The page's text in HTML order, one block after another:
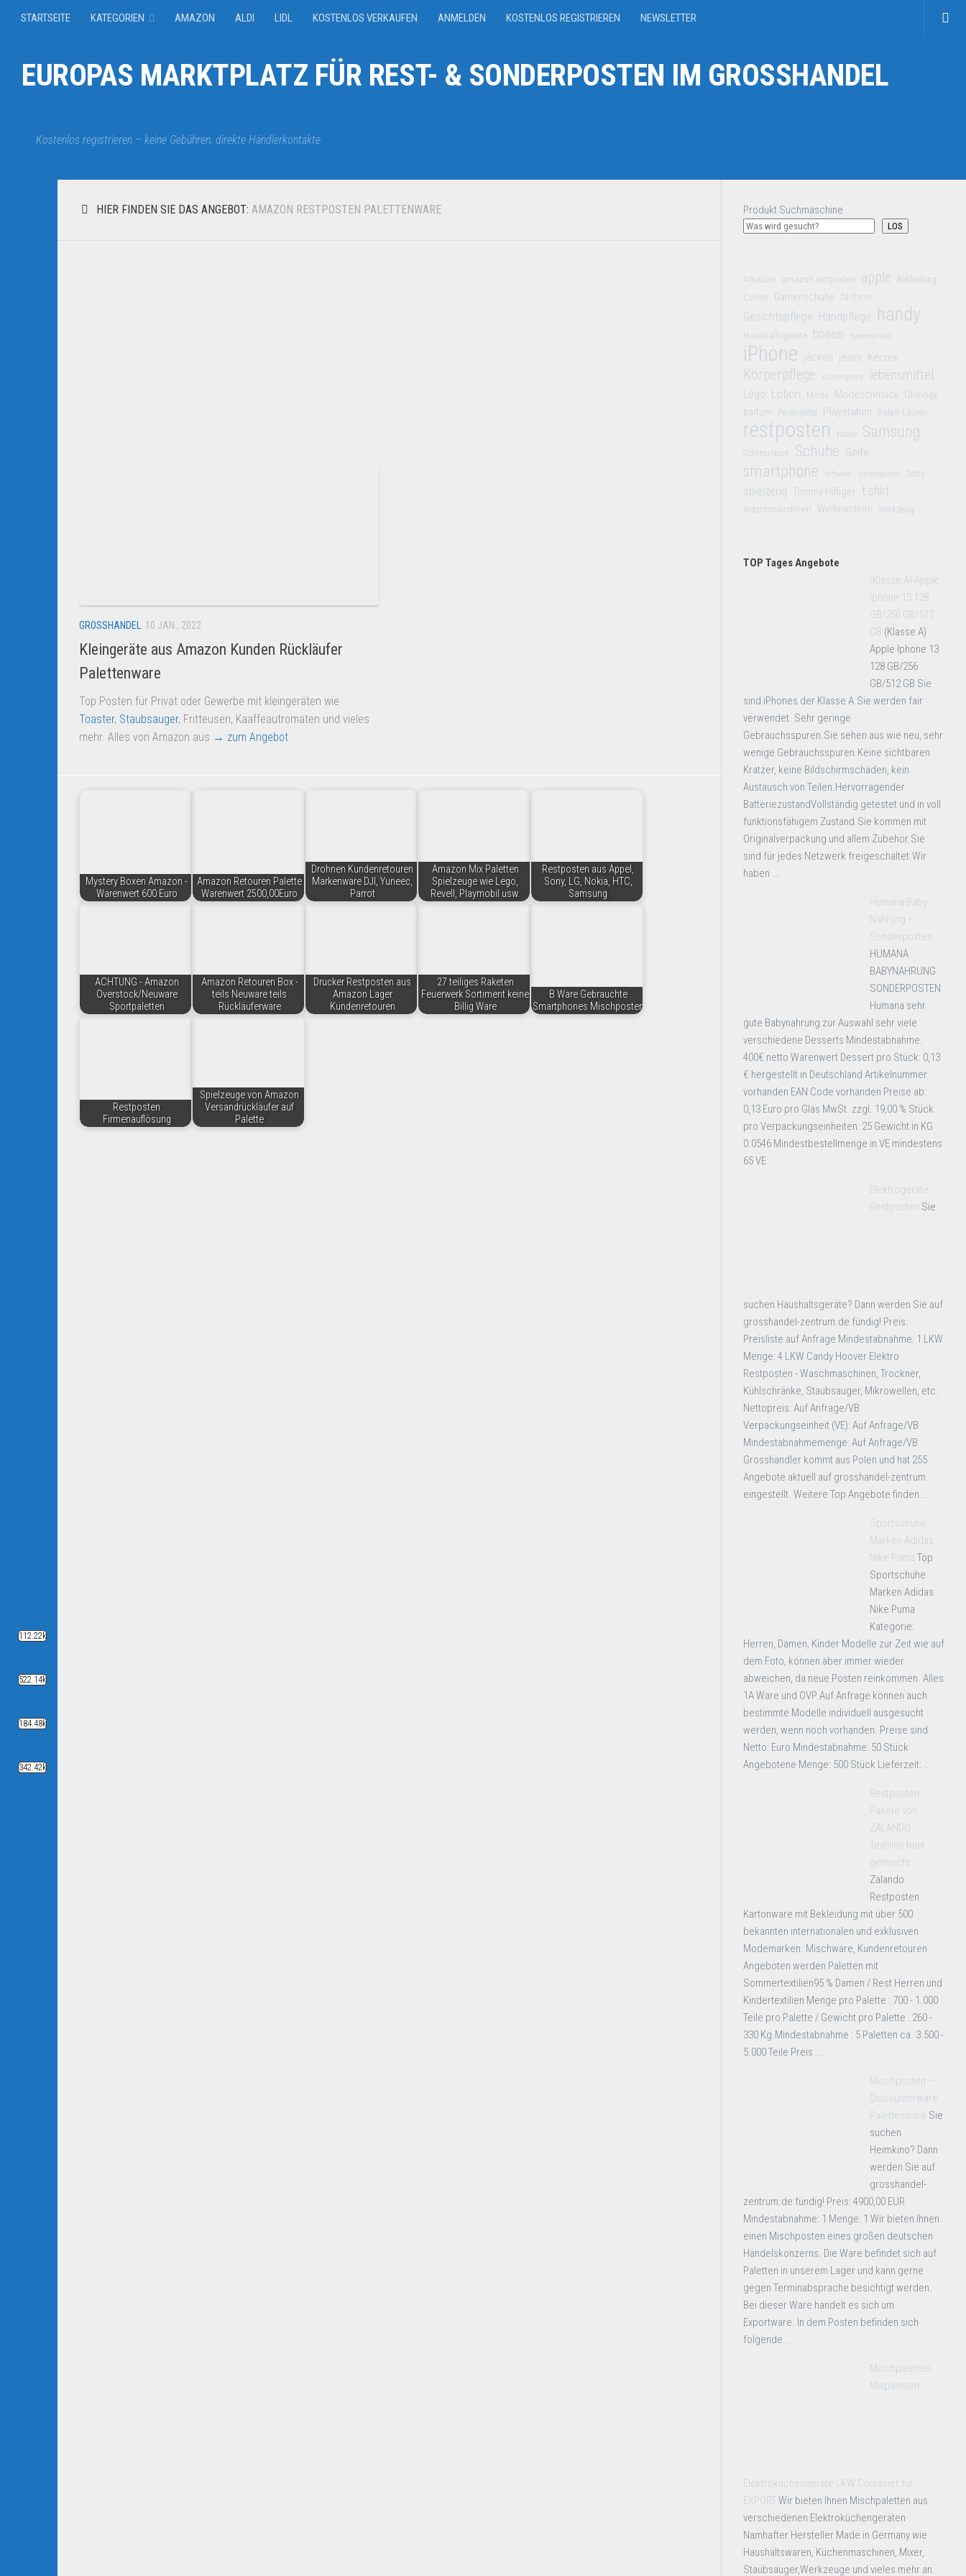
STARTSEITE KATEGORIEN AMAZON ALDI LIDL KOSTENLOS VERKAUFEN ANMELDEN KOSTENLOS REGISTRIEREN NEWSLETTER
EUROPAS MARKTPLATZ FÜR REST- & SONDERPOSTEN IM GROSSHANDEL
Kostenlos registrieren – keine Gebühren, direkte Händlerkontakte
HIER FINDEN SIE DAS ANGEBOT: AMAZON RESTPOSTEN PALETTENWARE
GROSSHANDEL 10 JAN., 2022
Kleingeräte aus Amazon Kunden Rückläufer
Palettenware
Top Posten für Privat oder Gewerbe mit kleingeräten wie
Toaster, Staubsauger, Fritteusen, Kaaffeautromaten und vieles
mehr. Alles von Amazon aus → zum Angebot
Mystery Boxen Amazon -
Warenwert 600 Euro
Amazon Retouren Palette
Warenwert 2500,00Euro
Drohnen Kundenretouren
Markenware DJI, Yuneec,
Parrot
Amazon Mix Paletten
Spielzeuge wie Lego,
Revell, Playmobil usw.
Restposten aus Appel,
Sony, LG, Nokia, HTC,
Samsung
ACHTUNG - Amazon
Overstock/Neuware
Sportpaletten
Amazon Retouren Box -
teils Neuware teils
Rückläuferware
Drucker Restposten aus
Amazon Lager
Kundenretouren
27 teiliges Raketen
Feuerwerk Sortiment keine
Billig Ware
B Ware Gebrauchte
Smartphones Mischposten
Restposten
Firmenauflösung
Spielzeuge von Amazon
Versandrückläufer auf
Palette
Produkt Suchmaschine
LOS
Amazon amazon restposten apple Bekleidung
Collier Damenschuhe fashion
Gesichtspflege Handpflege handy
Haushaltsgeräte hosen Hygieneartikel
iPhone jacken jeans Kerzen
Körperpflege Küchengeräte lebensmittel
Lego Lotion Mode Modeschmuck Ohrringe
parfüm
Perlenkette Playstation Ralph Lauren
restposten röcke Samsung
Schmuckset Schuhe Seife
smartphone software sonderposten Sony
spielzeug Tommy Hilfiger t shirt
Waschmaschinen Weihnachten Werkzeug
TOP Tages Angebote
(Klasse A) Apple
Iphone 13 128
GB/256 GB/512
GB (Klasse A)
Apple Iphone 13
128 GB/256
GB/512 GB Sie
sind iPhones der Klasse A.Sie werden fair
verwendet. Sehr geringe
Gebrauchsspuren.Sie sehen aus wie neu, sehr
wenige Gebrauchsspuren.Keine sichtbaren
Kratzer, keine Bildschirmschäden, kein
Austausch von Teilen.Hervorragender
BatteriezustandVollständig getestet und in voll
funktionsfähigem Zustand.Sie kommen mit
Originalverpackung und allem Zubehör.Sie
sind für jedes Netzwerk freigeschaltet.Wir
haben ...
Humana Baby
Nahrung –
Sonderposten
HUMANA
BABYNAHRUNG
SONDERPOSTEN
Humana sehr
gute Babynahrung zur Auswahl sehr viele
verschiedene Desserts Mindestabnahme:
400€ netto Warenwert Dessert pro Stück: 0,13
€ hergestellt in Deutschland Artikelnummer
vorhanden EAN Code vorhanden Preise ab:
0,13 Euro pro Glas MwSt. zzgl. 19,00 % Stück
pro Verpackungseinheiten: 25 Gewicht in KG
0.0546 Mindestbestellmenge in VE mindestens
65 VE
Elektrogeräte
Restposten Sie
suchen Haushaltsgeräte? Dann werden Sie auf
grosshandel-zentrum.de fündig! Preis:
Preisliste auf Anfrage Mindestabnahme: 1 LKW
Menge: 4 LKW Candy Hoover Elektro
Restposten - Waschmaschinen, Trockner,
Kühlschränke, Staubsauger, Mikrowellen, etc.
Nettopreis: Auf Anfrage/VB
Verpackungseinheit (VE): Auf Anfrage/VB
Mindestabnahmemenge: Auf Anfrage/VB
Grosshändler kommt aus Polen und hat 255
Angebote aktuell auf grosshandel-zentrum
eingestellt. Weitere Top Angebote finden ...
Sportschuhe
Marken Adidas
Nike Puma Top
Sportschuhe
Marken Adidas
Nike Puma
Kategorie:
Herren, Damen, Kinder Modelle zur Zeit wie auf
dem Foto, können aber immer wieder
abweichen, da neue Posten reinkommen. Alles
1A Ware und OVP Auf Anfrage können auch
bestimmte Modelle individuell ausgesucht
werden, wenn noch vorhanden. Preise sind
Netto: Euro Mindestabnahme: 50 Stück
Angebotene Menge: 500 Stück Lieferzeit: ...
Restposten
Pakete von
ZALANDO
Textilien bunt
gemischt
Zalando
Restposten
Kartonware mit Bekleidung mit über 500
bekannten internationalen und exklusiven
Modemarken. Mischware, Kundenretouren
Angeboten werden Paletten mit
Sommertextilien95 % Damen / Rest Herren und
Kindertextilien Menge pro Palette : 700 - 1.000
Teile pro Palette / Gewicht pro Palette : 260 -
330 Kg.Mindestabnahme : 5 Paletten ca. 3.500 -
5.000 Teile Preis ...
Mischposten –
Discounterware
Palettenware Sie
suchen
Heimkino? Dann
werden Sie auf
grosshandel-
zentrum.de fündig! Preis: 4900,00 EUR
Mindestabnahme: 1 Menge: 1 Wir bieten Ihnen
einen Mischposten eines großen deutschen
Handelskonzerns. Die Ware befindet sich auf
Paletten in unserem Lager und kann gerne
gegen Terminabsprache besichtigt werden.
Bei dieser Ware handelt es sich um
Exportware. In dem Posten befinden sich
folgende ...
Mischpaletten
Mixpaletten
Elektroküchengeräte LKW Container für
EXPORTWir bieten Ihnen Mischpaletten aus
verschiedenen Elektroküchengeräten
Namhafter Hersteller Made in Germany wie
Haushaltswaren, Küchenmaschinen, Mixer,
Staubsauger,Werkzeuge und vieles mehr an.
112.22k
522.14k
184.48k
342.42k